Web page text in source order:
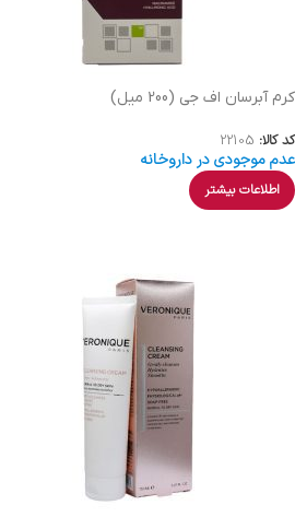
کرم آبرسان اف جی (200 میل)
کد کالا: 22105
عدم موجودی در داروخانه
اطلاعات بیشتر